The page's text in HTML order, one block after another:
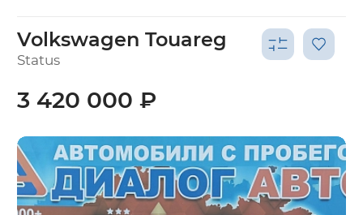
Volkswagen Touareg
Status
3 420 000 ₽